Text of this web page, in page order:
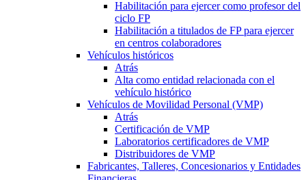
Habilitación para ejercer como profesor del
ciclo FP
Habilitación a titulados de FP para ejercer
en centros colaboradores
Vehículos históricos
Atrás
Alta como entidad relacionada con el
vehículo histórico
Vehículos de Movilidad Personal (VMP)
Atrás
Certificación de VMP
Laboratorios certificadores de VMP
Distribuidores de VMP
Fabricantes, Talleres, Concesionarios y Entidades